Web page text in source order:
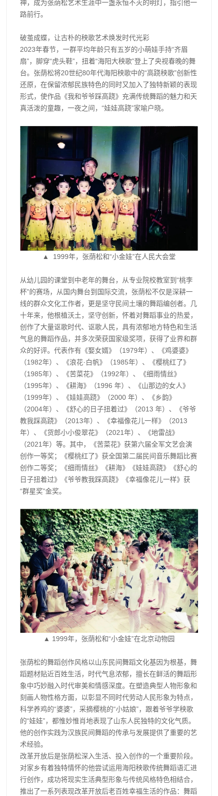
神，成为张荫松艺术生涯中一盏永恒不灭的明灯，指引他一
路前行。
破茧成蝶，让古朴的秧歌艺术焕发时代光彩
2023年春节，一群平均年龄只有五岁的小萌娃手持“齐眉
扇”，脚穿“虎头鞋”，扭着“海阳大秧歌”登上了央视春晚的舞
台。张荫松将20世纪80年代海阳秧歌中的“高跷秧歌”创新性
还原，在保留浓郁民族特色的同时又加入了独特新颖的表现
形式，使作品《我和爷爷踩高跷》充满传统舞蹈的魅力和天
真活泼的童趣，一夜之间，“娃娃高跷”家喻户晓。
▲ 1999年，张荫松和“小金娃”在人民大会堂
从幼儿园的课堂到中老年的舞台，从专业院校教室到“桃李
杯”的赛场，从国内舞台到国际交流，张荫松不仅是深耕一
线的群众文化工作者，更是坚守民间土壤的舞蹈编创者。几
十年来，他根植沃土，坚守创新，怀着对舞蹈事业的热爱，
创作了大量讴歌时代、讴歌人民，具有浓郁地方特色和生活
气息的舞蹈作品，并多次荣获国家级奖项，获得了业界和群
众的好评。代表作有《娶女婿》（1979年）、《鸡婆婆》
（1982年）、《浪花·白帆》（1985年）、《樱桃红了》
（1985年）、《苦菜花》（1992年）、《细雨情丝》
（1995年）、《耕海》（1996 年）、《山那边的女人》
（1999年）、《娃娃高跷》（2000 年）、《乡韵》
（2004年）、《舒心的日子扭着过》（2013 年）、《爷爷
教我踩高跷》（2013年）、《幸福像花儿一样》（2013
年）、《货郎小小俊翠花》（2021年）、《地雷战》
（2021年）等。其中，《苦菜花》获第六届全军文艺会演
创作一等奖；《樱桃红了》获全国第二届民间音乐舞蹈比赛
创作二等奖；《细雨情丝》《耕海》《娃娃高跷》《舒心的
日子扭着过》《爷爷教我踩高跷》《幸福像花儿一样》获
“群星奖”金奖。
▲ 1999年，张荫松和“小金娃”在北京动物园
张荫松的舞蹈创作风格以山东民间舞蹈文化基因为根基，舞
蹈题材贴近百姓生活，时代气息浓郁，擅长在鲜活的舞蹈形
象中巧妙融入时代审美和情感深度。在塑造典型人物形象和
刻画人物性格方面，以彰显不同时代劳动人民形象为特点，
科学养鸡的“婆婆”，采摘樱桃的“小姑娘”，跟着爷爷学秧歌
的“娃娃”，都惟妙惟肖地表现了山东人民独特的文化气质。
他的创作实践为汉族民间舞蹈的传承与发展提供了重要的艺
术经验。
改革开放后是张荫松深入生活、投入创作的一个重要阶段。
对家乡有着独特情怀的他尝试运用海阳秧歌传统舞蹈语汇进
行创作，成功将现实生活典型形象与传统风格特色相结合，
推出了一系列表现改革开放后老百姓幸福生活的作品：舞蹈